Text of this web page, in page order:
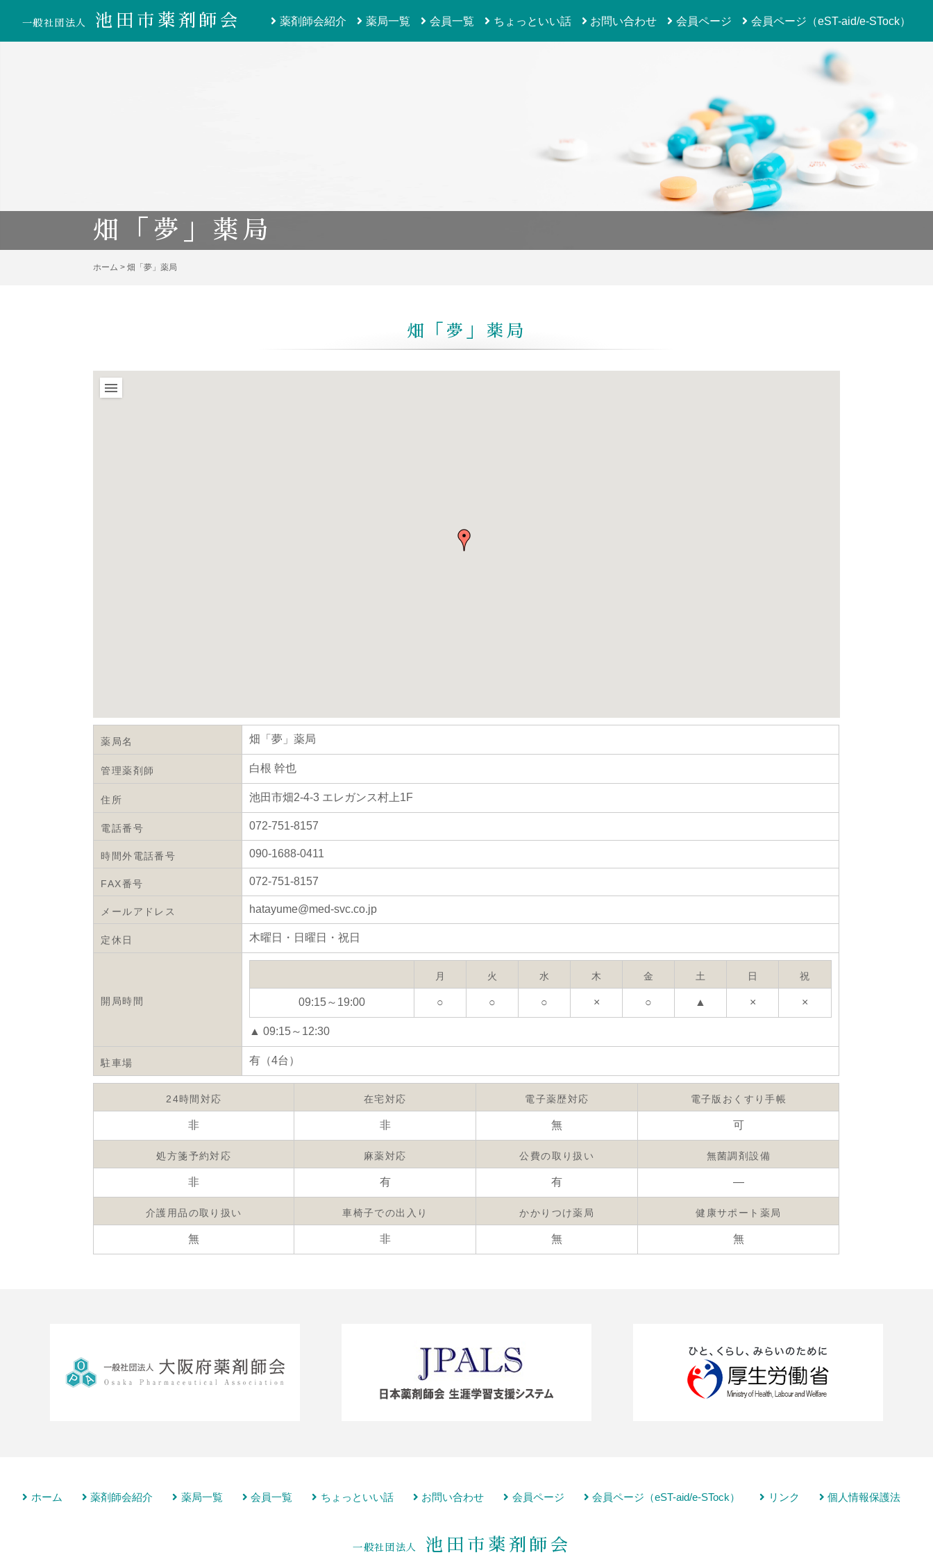
一般社団法人 池田市薬剤師会 薬剤師会紹介 薬局一覧 会員一覧 ちょっといい話 お問い合わせ 会員ページ 会員ページ（eST-aid/e-STock）
畑「夢」薬局
ホーム >畑「夢」薬局
畑「夢」薬局
薬局名 畑「夢」薬局
管理薬剤師 白根 幹也
住所 池田市畑2-4-3 エレガンス村上1F
電話番号 072-751-8157
時間外電話番号 090-1688-0411
FAX番号 072-751-8157
メールアドレス hatayume@med-svc.co.jp
定休日 木曜日・日曜日・祝日
開局時間
月 火 水 木 金 土 日 祝
09:15～19:00 ○ ○ ○ × ○ ▲ × ×
▲ 09:15～12:30
駐車場 有（4台）
24時間対応 在宅対応 電子薬歴対応 電子版おくすり手帳
非 非 無 可
処方箋予約対応 麻薬対応 公費の取り扱い 無菌調剤設備
非 有 有 ―
介護用品の取り扱い 車椅子での出入り かかりつけ薬局 健康サポート薬局
無 非 無 無
ホーム 薬剤師会紹介 薬局一覧 会員一覧 ちょっといい話 お問い合わせ 会員ページ 会員ページ（eST-aid/e-STock） リンク 個人情報保護法
一般社団法人 池田市薬剤師会